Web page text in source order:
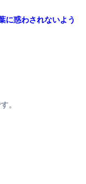
に惑わされないよう
。